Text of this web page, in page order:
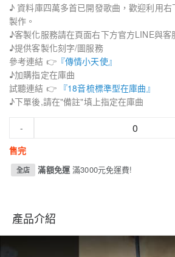
♪ 資料庫四萬多首已開發歌曲，歡迎利用
製作。
♪客製化服務請在頁面右下方官方LINE與客
♪提供客製化刻字/圖服務
參考連結 👉『傳情小天使』
♪加購指定在庫曲
試聽連結 👉 『18音梳標準型在庫曲』
♪下單後,請在"備註"填上指定在庫曲
-
售完
全店 滿額免運滿3000元免運費!
產品介紹